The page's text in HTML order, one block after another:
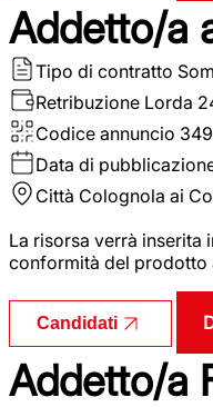
Addetto/a
Tipo di contratto
Retribuzione Lorda
Codice annuncio
Data di
Città Colognola ai
La risorsa verrà
conformità del prodotto
Candidati
Addetto/a